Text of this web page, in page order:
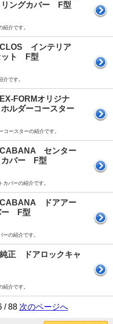
ングカバー F型
紹介です。
インテリア
ット F型
介です。
FORMオリジナ
ルダーコースター
コースターの紹介です。
センター
カバー F型
バーの紹介です。
ドアアー
ー F型
ーの紹介です。
正 ドアロックキャ
紹介です。
/ 88 次のページへ